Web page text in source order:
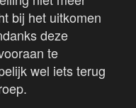
bij het uitkomen
deze
te
wel iets terug